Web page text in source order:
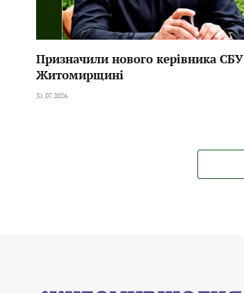
Призначили нового керівника
Житомирщині
31.07.2026